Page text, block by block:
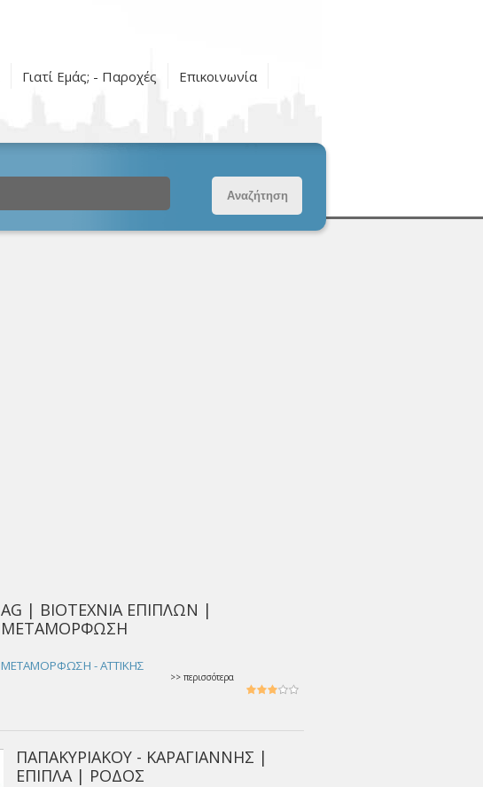
Γιατί Εμάς; - Παροχές Επικοινωνία
AG | ΒΙΟΤΕΧΝΙΑ ΕΠΙΠΛΩΝ |
ΜΕΤΑΜΟΡΦΩΣΗ
ΜΕΤΑΜΟΡΦΩΣΗ - ΑΤΤΙΚΗΣ
>> περισσότερα
ΠΑΠΑΚΥΡΙΑΚΟΥ - ΚΑΡΑΓΙΑΝΝΗΣ |
ΕΠΙΠΛΑ | ΡΟΔΟΣ